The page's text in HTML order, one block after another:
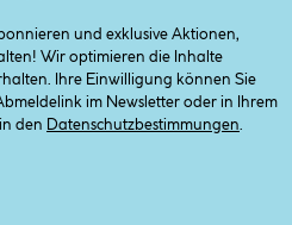
und exklusive Aktionen,
Wir optimieren die Inhalte
Ihre Einwilligung können Sie
im Newsletter oder in Ihrem
den
Datenschutzbestimmungen